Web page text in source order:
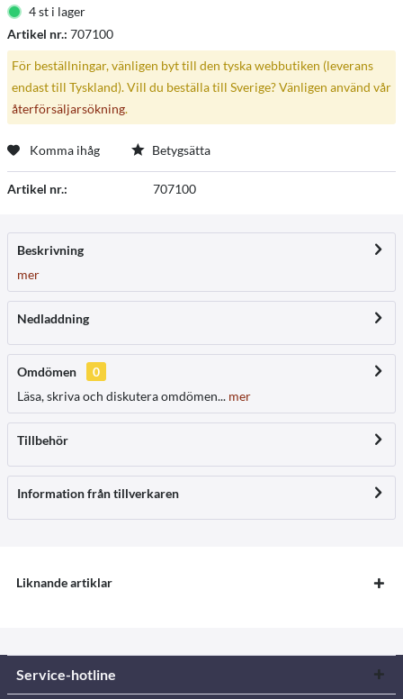
4 st i lager
Artikel nr.: 707100
För beställningar, vänligen byt till den tyska webbutiken (leverans
endast till Tyskland). Vill du beställa till Sverige? Vänligen använd vår
återförsäljarsökning.
Komma ihåg Betygsätta
Artikel nr.: 707100
Beskrivning
mer
Nedladdning
Omdömen
0
Läsa, skriva och diskutera omdömen... mer
Tillbehör
Information från tillverkaren
Liknande artiklar
Service-hotline